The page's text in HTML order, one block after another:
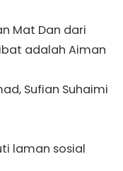
Mat Dan dari
adalah Aiman
Sufian Suhaimi
laman sosial